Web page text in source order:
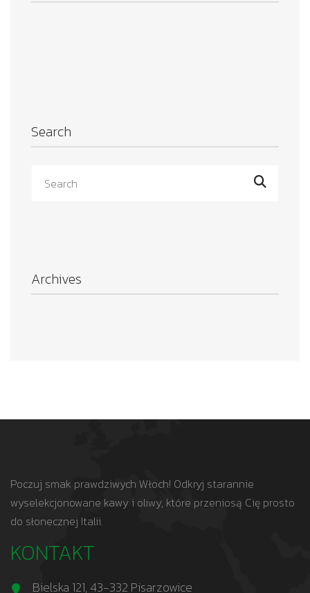
Search
Archives
Poczuj smak prawdziwych Włoch! Odkryj starannie
wyselekcjonowane kawy i oliwy, które przeniosą Cię prosto
do słonecznej Italii.
KONTAKT
Bielska 121, 43-332 Pisarzowice